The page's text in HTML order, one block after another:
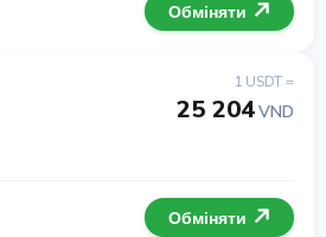
Обміняти
1 USDT =
25 204VND
Обміняти